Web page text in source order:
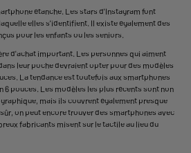
étanche. Les stars d'Instagram font
elles s'identifient. Il existe également des
pour les enfants ou les seniors.
d'achat important. Les personnes qui aiment
leur poche devraient opter pour des modèles
La tendance est toutefois aux smartphones
6 pouces. Les modèles les plus récents sont non
mais ils couvrent également presque
on peut encore trouver des smartphones avec
fabricants misent sur le tactile au lieu du